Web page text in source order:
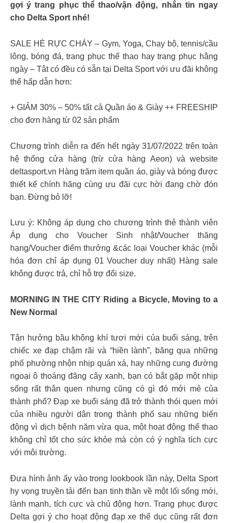
gợi ý trang phục thể thao/vận động, nhắn tin ngay
cho Delta Sport nhé!
SALE HÈ RỰC CHÁY – Gym, Yoga, Chạy bộ, tennis/cầu
lông, bóng đá, trang phục thể thao hay trang phục hằng
ngày – Tât có đều có sẵn tại Delta Sport với ưu đãi không
thể hấp dẫn hơn:
+ GIẢM 30% – 50% tất cả Quần áo & Giày ++ FREESHIP
cho đơn hàng từ 02 sản phẩm
Chương trình diễn ra đến hết ngày 31/07/2022 trên toàn
hệ thống cửa hàng (trừ cửa hàng Aeon) và website
deltasport.vn Hàng trăm item quần áo, giày và bóng được
thiết kế chính hãng cùng ưu đãi cực hời đang chờ đón
bạn. Đừng bỏ lỡ!
Lưu ý: Không áp dụng cho chương trình thẻ thành viên
Áp dụng cho Voucher Sinh nhật/Voucher thăng
hạng/Voucher điểm thưởng &các loại Voucher khác (mỗi
hóa đơn chỉ áp dụng 01 Voucher duy nhất) Hàng sale
không được trả, chỉ hỗ trợ đổi size.
MORNING IN THE CITY Riding a Bicycle, Moving to a
New Normal
Tận hưởng bầu không khí tươi mới của buổi sáng, trên
chiếc xe đạp chậm rãi và “hiền lành”, băng qua những
phố phường nhộn nhịp quán xá, hay những cung đường
ngoại ô thoáng đãng cây xanh, bạn có bắt gặp một nhịp
sống rất thân quen nhưng cũng có gì đó mới mẻ của
thành phố? Đạp xe buổi sáng đã trở thành thói quen mới
của nhiều người dân trong thành phố sau những biến
động vì dịch bệnh năm vừa qua, một hoạt động thể thao
không chỉ tốt cho sức khỏe mà còn có ý nghĩa tích cực
với môi trường.
Đưa hình ảnh ấy vào trong lookbook lần này, Delta Sport
hy vọng truyền tải đến bạn tinh thần về một lối sống mới,
lành mạnh, tích cực và chủ động hơn. Trang phục được
Delta gợi ý cho hoạt động đạp xe thể dục cũng rất đơn